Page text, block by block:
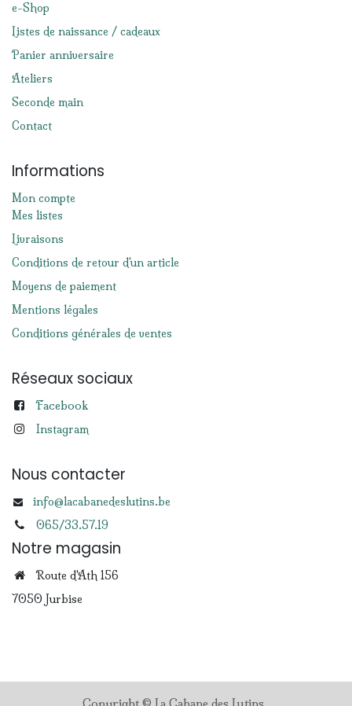
e-Shop
Listes de naissance / cadeaux
Panier anniversaire
Ateliers
Seconde main
Contact
Informations
Mon compte
Mes listes
Livraisons
Conditions de retour d'un article
Moyens de paiement
Mentions légales
Conditions générales de ventes
Réseaux sociaux
Facebook
Instagram
Nous contacter
info@lacabanedeslutins.be
065/33.57.19
Notre magasin
Route d'Ath 156
7050 Jurbise